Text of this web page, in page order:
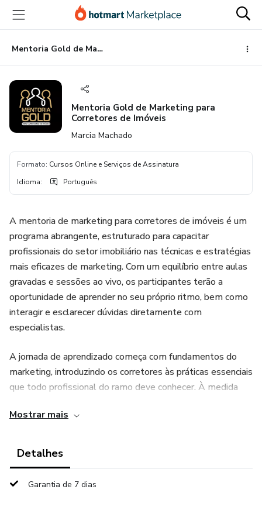
para
conteúdo
principal
para
pagamento
para
rodapé
Mentoria Gold de Marketing para Corretores de Imóveis
Mentoria Gold de Marketing para
Corretores de Imóveis
Marcia Machado
Formato: Cursos Online e Serviços de Assinatura
Idioma: Português
A mentoria de marketing para corretores de imóveis é um
programa abrangente, estruturado para capacitar
profissionais do setor imobiliário nas técnicas e estratégias
mais eficazes de marketing. Com um equilíbrio entre aulas
gravadas e sessões ao vivo, os participantes terão a
oportunidade de aprender no seu próprio ritmo, bem como
interagir e esclarecer dúvidas diretamente com
especialistas.
A jornada de aprendizado começa com fundamentos do
marketing, introduzindo os corretores às práticas essenciais
que todo profissional do ramo deve conhecer. À medida
como marketing digital avançado, análise de métricas e
dominar as ferramentas e técnicas mais recentes.
Um dos destaques deste programa é o foco no branding
Mostrar mais
Detalhes
Garantia de 7 dias